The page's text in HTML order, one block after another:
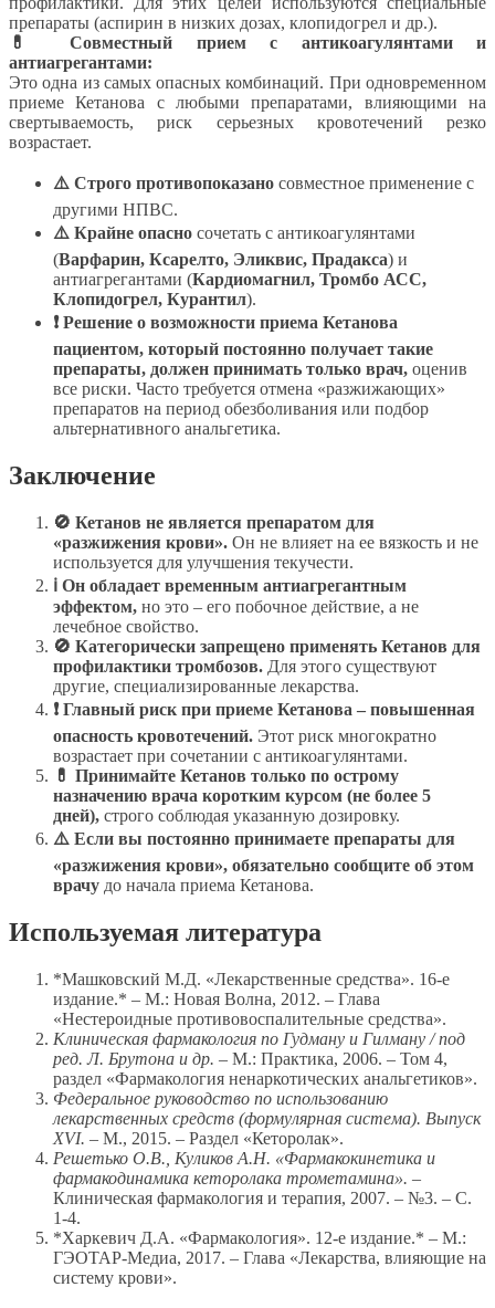
препараты (аспирин в низких дозах, клопидогрел и др.).
💊 Совместный прием с антикоагулянтами и
антиагрегантами:
Это одна из самых опасных комбинаций. При одновременном
приеме Кетанова с любыми препаратами, влияющими на
свертываемость, риск серьезных кровотечений резко
возрастает.
⚠️ Строго противопоказано совместное применение с
другими НПВС.
⚠️ Крайне опасно сочетать с антикоагулянтами
(Варфарин, Ксарелто, Эликвис, Прадакса) и
антиагрегантами (Кардиомагнил, Тромбо АСС,
Клопидогрел, Курантил).
❗ Решение о возможности приема Кетанова
пациентом, который постоянно получает такие
препараты, должен принимать только врач, оценив
все риски. Часто требуется отмена «разжижающих»
препаратов на период обезболивания или подбор
альтернативного анальгетика.
Заключение
🚫 Кетанов не является препаратом для
«разжижения крови». Он не влияет на ее вязкость и не
используется для улучшения текучести.
ℹ Он обладает временным антиагрегантным
эффектом, но это – его побочное действие, а не
лечебное свойство.
🚫 Категорически запрещено применять Кетанов для
профилактики тромбозов. Для этого существуют
другие, специализированные лекарства.
❗ Главный риск при приеме Кетанова – повышенная
опасность кровотечений. Этот риск многократно
возрастает при сочетании с антикоагулянтами.
💊 Принимайте Кетанов только по острому
назначению врача коротким курсом (не более 5
дней), строго соблюдая указанную дозировку.
⚠️ Если вы постоянно принимаете препараты для
«разжижения крови», обязательно сообщите об этом
врачу до начала приема Кетанова.
Используемая литература
*Машковский М.Д. «Лекарственные средства». 16-е
издание.* – М.: Новая Волна, 2012. – Глава
«Нестероидные противовоспалительные средства».
Клиническая фармакология по Гудману и Гилману / под
ред. Л. Брутона и др. – М.: Практика, 2006. – Том 4,
раздел «Фармакология ненаркотических анальгетиков».
Федеральное руководство по использованию
лекарственных средств (формулярная система). Выпуск
XVI. – М., 2015. – Раздел «Кеторолак».
Решетько О.В., Куликов А.Н. «Фармакокинетика и
фармакодинамика кеторолака трометамина». –
Клиническая фармакология и терапия, 2007. – №3. – С.
1-4.
*Харкевич Д.А. «Фармакология». 12-е издание.* – М.:
ГЭОТАР-Медиа, 2017. – Глава «Лекарства, влияющие на
систему крови».